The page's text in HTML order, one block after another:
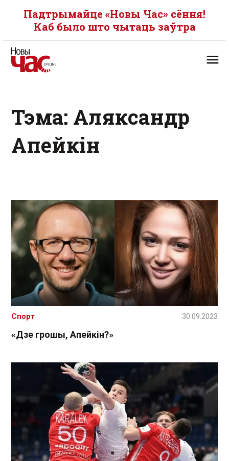
Падтрымайце «Новы Час» сёння!
Каб было што чытаць заўтра
Тэма: Аляксандр
Апейкін
«Дзе грошы, Апейкін?»
Спорт 30.09.2023